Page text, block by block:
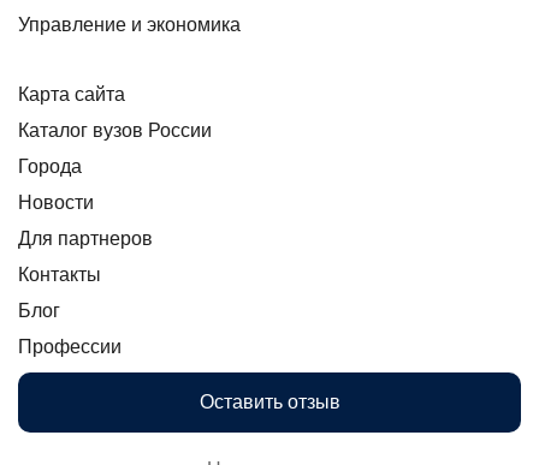
Управление и экономика
Карта сайта
Каталог вузов России
Города
Новости
Для партнеров
Контакты
Блог
Профессии
Оставить отзыв